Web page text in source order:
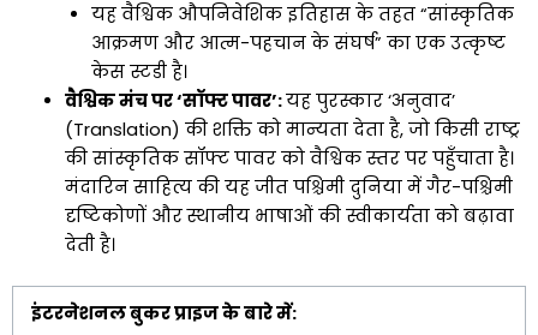
यह वैश्विक औपनिवेशिक इतिहास के तहत “सांस्कृतिक
आक्रमण और आत्म-पहचान के संघर्ष” का एक उत्कृष्ट
केस स्टडी है।
वैश्विक मंच पर ‘सॉफ्ट पावर’:यह पुरस्कार ‘अनुवाद’
(Translation) की शक्ति को मान्यता देता है, जो किसी राष्ट्र
की सांस्कृतिक सॉफ्ट पावर को वैश्विक स्तर पर पहुँचाता है।
मंदारिन साहित्य की यह जीत पश्चिमी दुनिया में गैर-पश्चिमी
दृष्टिकोणों और स्थानीय भाषाओं की स्वीकार्यता को बढ़ावा
देती है।
इंटरनेशनल बुकर प्राइज के बारे में: